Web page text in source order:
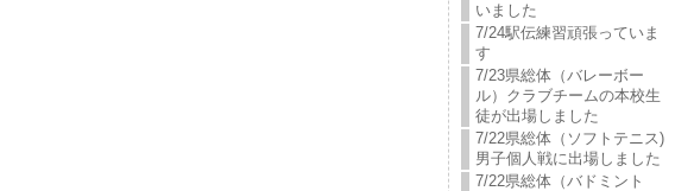
いました
7/24駅伝練習頑張っていま
す
7/23県総体（バレーボー
ル）クラブチームの本校生
徒が出場しました
7/22県総体（ソフトテニス)
男子個人戦に出場しました
7/22県総体（バドミント